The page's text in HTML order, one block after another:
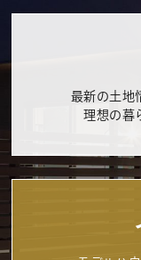
最新の土地
理想の暮